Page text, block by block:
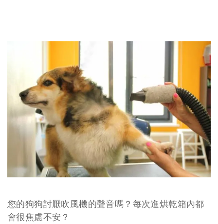
您的狗狗討厭吹風機的聲音嗎？每次進烘乾箱內都
會很焦慮不安？